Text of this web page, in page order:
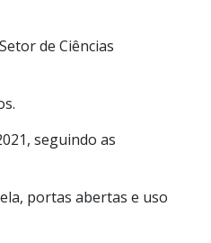
de Ciências
seguindo as
portas abertas e uso